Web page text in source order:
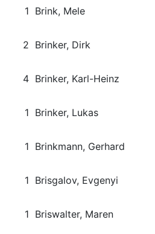
1 Brink, Mele
2 Brinker, Dirk
4 Brinker, Karl-Heinz
1 Brinker, Lukas
1 Brinkmann, Gerhard
1 Brisgalov, Evgenyi
1 Briswalter, Maren